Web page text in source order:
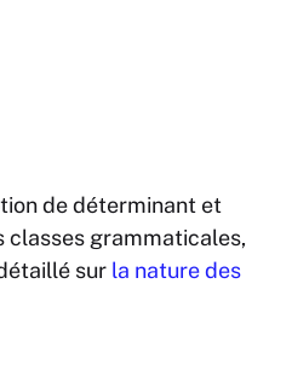
de déterminant et
grammaticales,
sur la nature des